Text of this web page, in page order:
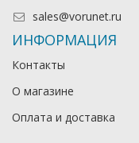
sales@vorunet.ru
ИНФОРМАЦИЯ
Контакты
О магазине
Оплата и доставка